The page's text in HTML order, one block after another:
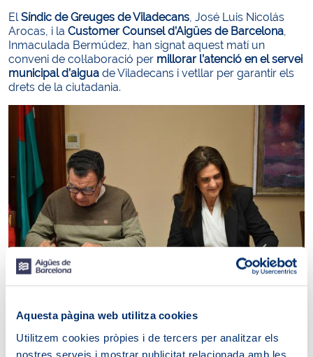
Aquesta pàgina web utilitza cookies
Utilitzem cookies pròpies i de tercers per analitzar els
nostres serveis i mostrar publicitat relacionada amb les
ElSíndic de Greuges de Viladecans, José Luis Nicolás
Arocas, i la Customer Counsel d’Aigües de Barcelona,
Inmaculada Bermúdez, han signat aquest matí un
conveni de col·laboració per millorar l’atenció en el servei
municipal d’aigua de Viladecans i vetllar per garantir els
drets de la ciutadania.
A través d’aquest conveni, la defensora del client
d’Aigües de Barcelona es compromet amb el defensor
municipal a atendre amb celeritat qualsevol queixa que